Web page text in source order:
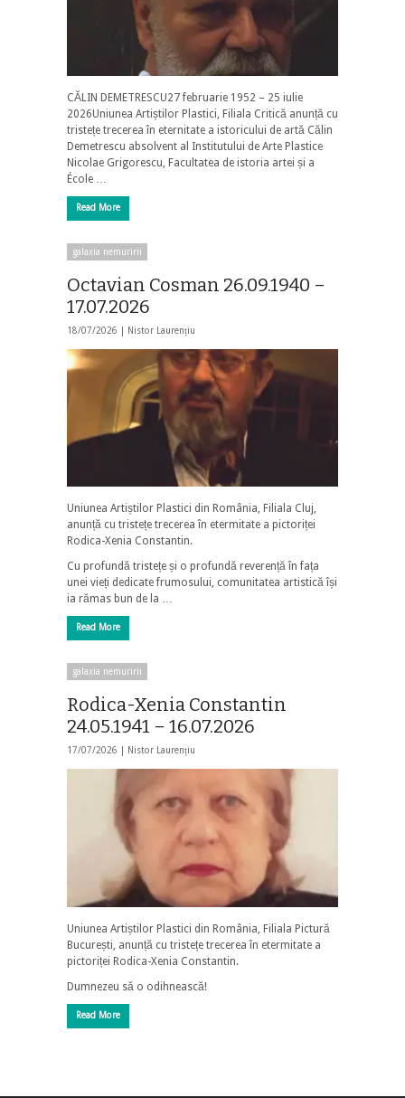
CĂLIN DEMETRESCU27 februarie 1952 – 25 iulie
2026Uniunea Artiștilor Plastici, Filiala Critică anunță cu
tristețe trecerea în eternitate a istoricului de artă Călin
Demetrescu absolvent al Institutului de Arte Plastice
Nicolae Grigorescu, Facultatea de istoria artei și a
École …
Read More
galaxia nemuririi
Octavian Cosman 26.09.1940 –
17.07.2026
18/07/2026 | Nistor Laurențiu
Uniunea Artiștilor Plastici din România, Filiala Cluj,
anunță cu tristețe trecerea în etermitate a pictoriței
Rodica-Xenia Constantin.
Cu profundă tristețe și o profundă reverență în fața
unei vieți dedicate frumosului, comunitatea artistică își
ia rămas bun de la …
Read More
galaxia nemuririi
Rodica-Xenia Constantin
24.05.1941 – 16.07.2026
17/07/2026 | Nistor Laurențiu
Uniunea Artiștilor Plastici din România, Filiala Pictură
București, anunță cu tristețe trecerea în etermitate a
pictoriței Rodica-Xenia Constantin.
Dumnezeu să o odihnească!
Read More